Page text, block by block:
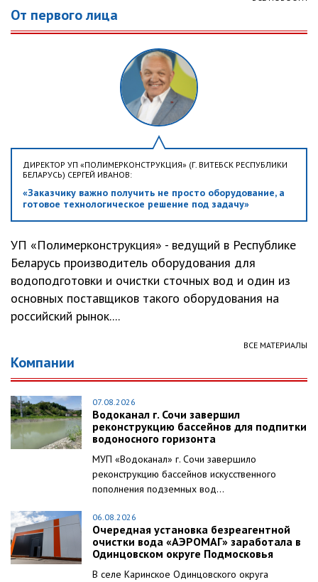
От первого лица
ДИРЕКТОР УП «ПОЛИМЕРКОНСТРУКЦИЯ» (Г. ВИТЕБСК РЕСПУБЛИКИ
БЕЛАРУСЬ) СЕРГЕЙ ИВАНОВ:
«Заказчику важно получить не просто оборудование, а
готовое технологическое решение под задачу»
УП «Полимерконструкция» - ведущий в Республике
Беларусь производитель оборудования для
водоподготовки и очистки сточных вод и один из
основных поставщиков такого оборудования на
российский рынок....
ВСЕ МАТЕРИАЛЫ
Компании
07.08.2026
Водоканал г. Сочи завершил
реконструкцию бассейнов для подпитки
водоносного горизонта
МУП «Водоканал» г. Сочи завершило
реконструкцию бассейнов искусственного
пополнения подземных вод...
06.08.2026
Очередная установка безреагентной
очистки вода «АЭРОМАГ» заработала в
Одинцовском округе Подмосковья
В селе Каринское Одинцовского округа